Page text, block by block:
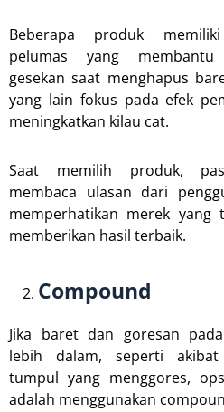
Beberapa produk
pelumas yang membantu
gesekan saat menghapus
yang lain fokus pada efek
meningkatkan kilau cat.
Saat memilih produk,
membaca ulasan dari
memperhatikan merek yang
memberikan hasil terbaik.
Compound
Jika baret dan goresan
lebih dalam, seperti
tumpul yang menggores,
adalah menggunakan